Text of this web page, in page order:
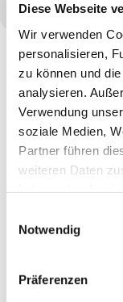
Diese Webseite
Wir verwenden
personalisieren,
zu können und
analysieren.
Verwendung
soziale Medien,
Partner führen
weiteren Daten
Notwendig
Präferenzen